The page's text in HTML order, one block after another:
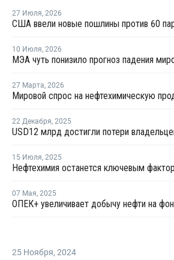
27 Июля, 2026
США ввели новые пошлины против 60
10 Июля, 2026
27 Марта, 2026
22 Декабря, 2025
15 Июля, 2025
07 Мая, 2025
ОПЕК+ увеличивает добычу нефти на
25 Ноября, 2024